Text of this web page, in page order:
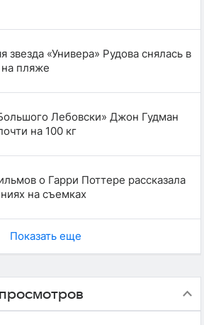
звезда «Универа» Рудова снялась в
на пляже
Лебовски» Джон Гудман
на 100 кг
о Гарри Поттере рассказала
на съемках
Показать еще